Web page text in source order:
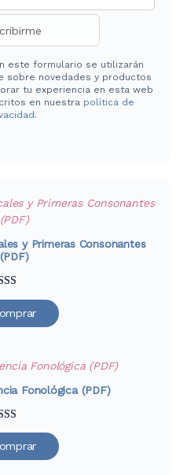
este formulario se utilizarán
sobre novedades y productos
tu experiencia en esta web
en nuestra política de
.
y Primeras Consonantes
(PDF)
4.79de
Fonológica (PDF)
4.88de